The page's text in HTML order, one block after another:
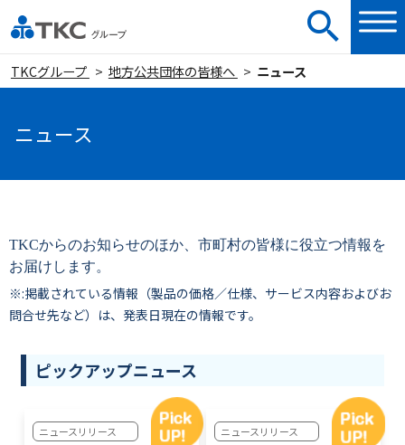
TKCグループ 地方公共団体の皆様へ ニュース
ニュース
TKCからのお知らせのほか、市町村の皆様に役立つ情報を
お届けします。
※:掲載されている情報（製品の価格／仕様、サービス内容およびお
問合せ先など）は、発表日現在の情報です。
ピックアップニュース
ニュースリリース ニュースリリース